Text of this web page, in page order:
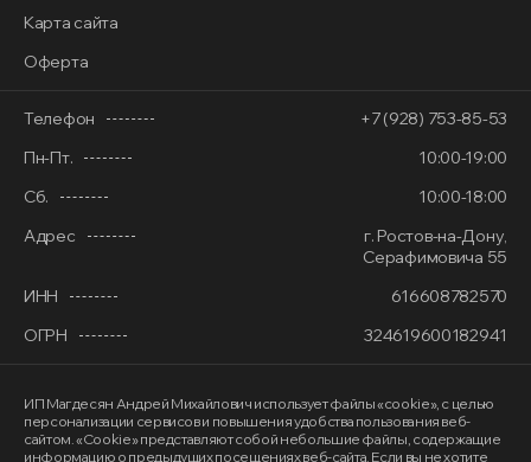
Карта сайта
Оферта
Телефон
+7 (928) 753-85-53
Пн-Пт.
10:00-19:00
Сб.
10:00-18:00
Адрес
г. Ростов-на-Дону,
Серафимовича 55
ИНН
616608782570
ОГРН
324619600182941
ИП Магдесян Андрей Михайлович использует файлы «cookie», с целью
персонализации сервисов и повышения удобства пользования веб-
сайтом. «Cookie» представляют собой небольшие файлы, содержащие
информацию о предыдущих посещениях веб-сайта. Если вы не хотите